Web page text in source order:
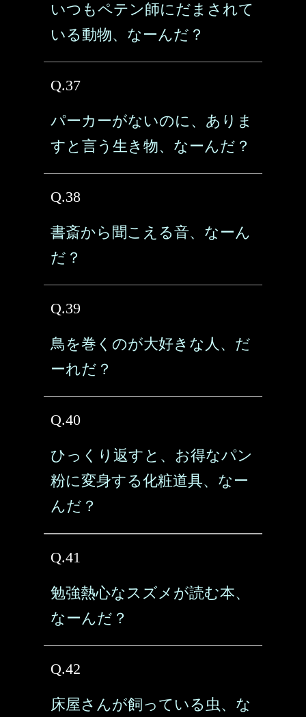
いつもペテン師にだまされて
いる動物、なーんだ？
Q.37
パーカーがないのに、ありま
すと言う生き物、なーんだ？
Q.38
書斎から聞こえる音、なーん
だ？
Q.39
鳥を巻くのが大好きな人、だ
ーれだ？
Q.40
ひっくり返すと、お得なパン
粉に変身する化粧道具、なー
んだ？
Q.41
勉強熱心なスズメが読む本、
なーんだ？
Q.42
床屋さんが飼っている虫、な